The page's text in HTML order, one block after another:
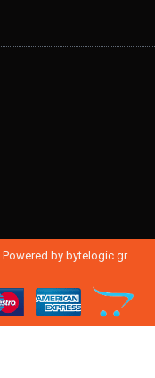
Powered by bytelogic.gr